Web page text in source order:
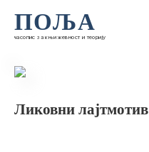
ПОЉА
часопис за књижевност и теорију
Ликовни лајтмотив